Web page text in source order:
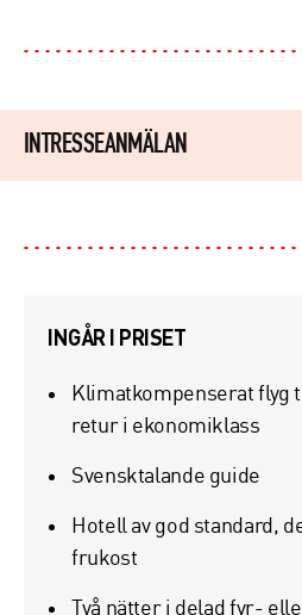
INTRESSEANMÄLAN
Epost*
INGÅR I PRISET
Klimatkompenserat flyg
retur i ekonomiklass
Svensktalande guide
Hotell av god standard,
frukost
Två nätter i delad fyr-